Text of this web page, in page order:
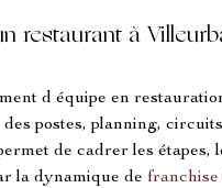
restaurant à
d équipe en
postes, planning,
de cadrer les étapes,
la dynamique de